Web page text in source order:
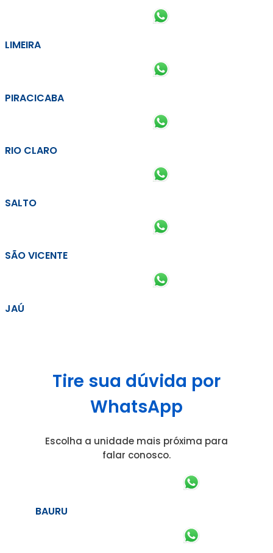
LIMEIRA
PIRACICABA
RIO CLARO
SALTO
SÃO VICENTE
JAÚ
Tire sua dúvida por
WhatsApp
Escolha a unidade mais próxima para
falar conosco.
BAURU